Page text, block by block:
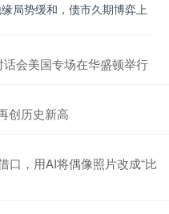
局势缓和，债市久期博弈上
话会美国专场在华盛顿举行
创历史新高
口，用AI将偶像照片改成“比